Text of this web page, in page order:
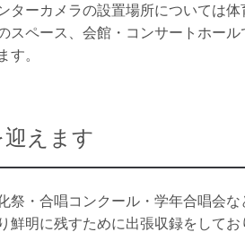
ターカメラの設置場所については
スペース、会館・コンサートホー
す。
えます
祭・合唱コンクール・学年合唱会
鮮明に残すために出張収録をしてお